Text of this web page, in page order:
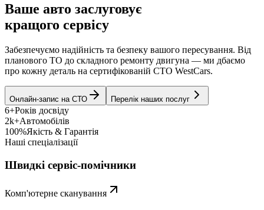
Ваше авто заслуговує
кращого сервісу
Забезпечуємо надійність та безпеку вашого пересування. Від
планового ТО до складного ремонту двигуна — ми дбаємо
про кожну деталь на сертифікованій СТО WestCars.
Онлайн-запис на СТО Перелік наших послуг
6+Років досвіду
2k+Автомобілів
100%Якість & Гарантія
Наші спеціалізації
Швидкі сервіс-помічники
Комп'ютерне сканування